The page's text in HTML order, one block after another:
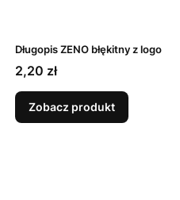
Długopis ZENO błękitny z logo
Cena
2,20 zł
Zobacz produkt